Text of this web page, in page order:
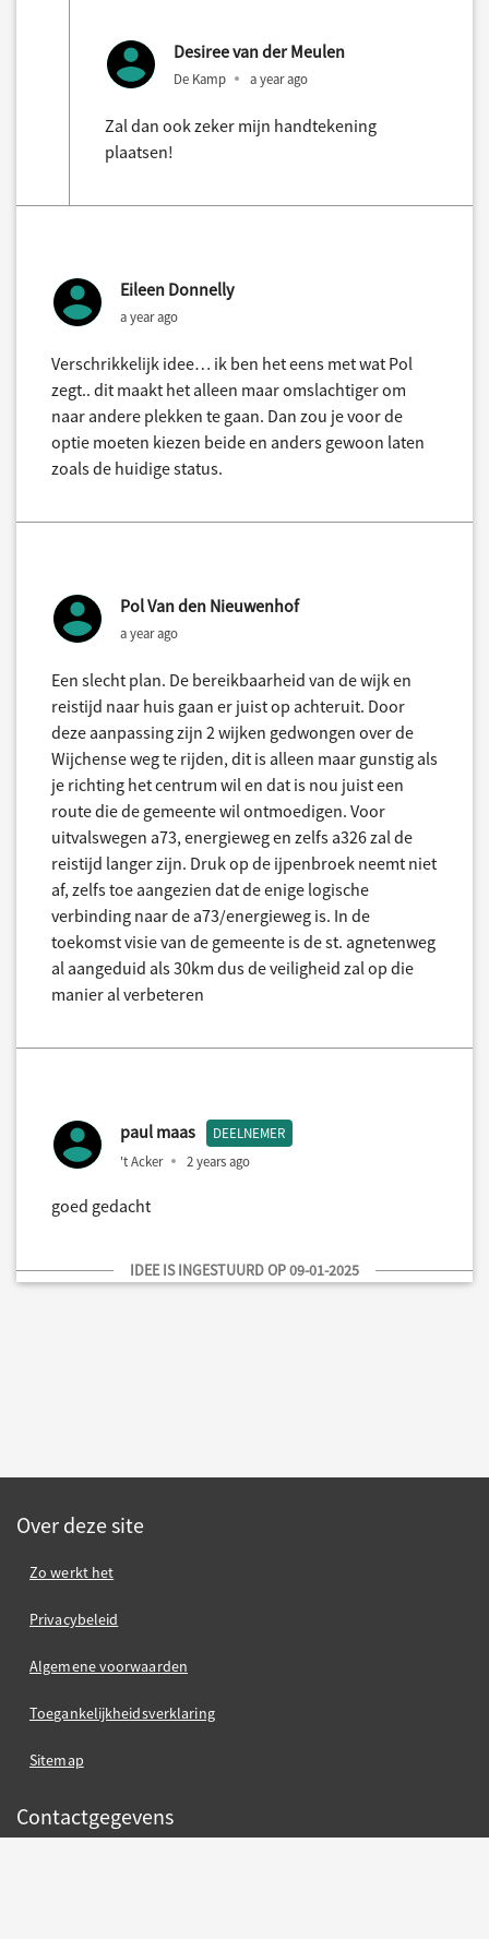
Desiree van der Meulen
De Kamp a year ago
Zal dan ook zeker mijn handtekening
plaatsen!
Eileen Donnelly
a year ago
Verschrikkelijk idee… ik ben het eens met wat Pol
zegt.. dit maakt het alleen maar omslachtiger om
naar andere plekken te gaan. Dan zou je voor de
optie moeten kiezen beide en anders gewoon laten
zoals de huidige status.
Pol Van den Nieuwenhof
a year ago
Een slecht plan. De bereikbaarheid van de wijk en
reistijd naar huis gaan er juist op achteruit. Door
deze aanpassing zijn 2 wijken gedwongen over de
Wijchense weg te rijden, dit is alleen maar gunstig als
je richting het centrum wil en dat is nou juist een
route die de gemeente wil ontmoedigen. Voor
uitvalswegen a73, energieweg en zelfs a326 zal de
reistijd langer zijn. Druk op de ijpenbroek neemt niet
af, zelfs toe aangezien dat de enige logische
verbinding naar de a73/energieweg is. In de
toekomst visie van de gemeente is de st. agnetenweg
al aangeduid als 30km dus de veiligheid zal op die
manier al verbeteren
paul maas DEELNEMER
't Acker 2 years ago
goed gedacht
IDEE IS INGESTUURD OP 09-01-2025
Over deze site
Zo werkt het
Privacybeleid
Algemene voorwaarden
Toegankelijkheidsverklaring
Sitemap
Contactgegevens